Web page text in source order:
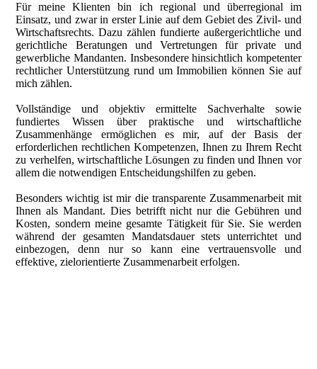
Für meine Klienten bin ich regional und überregional im
Einsatz, und zwar in erster Linie auf dem Gebiet des Zivil- und
Wirtschaftsrechts. Dazu zählen fundierte außergerichtliche und
gerichtliche Beratungen und Vertretungen für private und
gewerbliche Mandanten. Insbesondere hinsichtlich kompetenter
rechtlicher Unterstützung rund um Immobilien können Sie auf
mich zählen.
Vollständige und objektiv ermittelte Sachverhalte sowie
fundiertes Wissen über praktische und wirtschaftliche
Zusammenhänge ermöglichen es mir, auf der Basis der
erforderlichen rechtlichen Kompetenzen, Ihnen zu Ihrem Recht
zu verhelfen, wirtschaftliche Lösungen zu finden und Ihnen vor
allem die notwendigen Entscheidungshilfen zu geben.
Besonders wichtig ist mir die transparente Zusammenarbeit mit
Ihnen als Mandant. Dies betrifft nicht nur die Gebühren und
Kosten, sondern meine gesamte Tätigkeit für Sie. Sie werden
während der gesamten Mandatsdauer stets unterrichtet und
einbezogen, denn nur so kann eine vertrauensvolle und
effektive, zielorientierte Zusammenarbeit erfolgen.